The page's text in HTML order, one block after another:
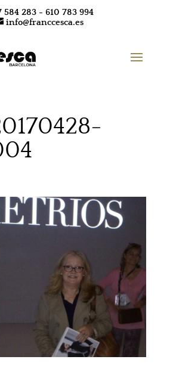
584 283 - 610 783 994
info@franccesca.es